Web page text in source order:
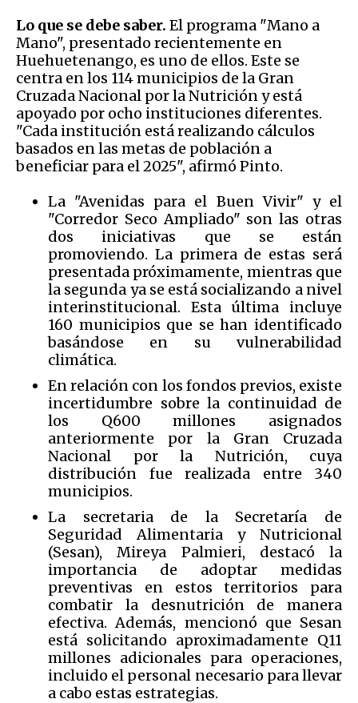
Lo que se debe saber. El programa "Mano a
Mano", presentado recientemente en
Huehuetenango, es uno de ellos. Este se
centra en los 114 municipios de la Gran
Cruzada Nacional por la Nutrición y está
apoyado por ocho instituciones diferentes.
"Cada institución está realizando cálculos
basados en las metas de población a
beneficiar para el 2025", afirmó Pinto.
La "Avenidas para el Buen Vivir" y el
"Corredor Seco Ampliado" son las otras
dos iniciativas que se están
promoviendo. La primera de estas será
presentada próximamente, mientras que
la segunda ya se está socializando a nivel
interinstitucional. Esta última incluye
160 municipios que se han identificado
basándose en su vulnerabilidad
climática.
En relación con los fondos previos, existe
incertidumbre sobre la continuidad de
los Q600 millones asignados
anteriormente por la Gran Cruzada
Nacional por la Nutrición, cuya
distribución fue realizada entre 340
municipios.
La secretaria de la Secretaría de
Seguridad Alimentaria y Nutricional
(Sesan), Mireya Palmieri, destacó la
importancia de adoptar medidas
preventivas en estos territorios para
combatir la desnutrición de manera
efectiva. Además, mencionó que Sesan
está solicitando aproximadamente Q11
millones adicionales para operaciones,
incluido el personal necesario para llevar
a cabo estas estrategias.